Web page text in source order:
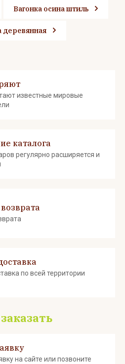
Вагонка осина штиль
деревянная
известные мировые
каталога
регулярно расширяется и
по всей территории
на сайте или позвоните